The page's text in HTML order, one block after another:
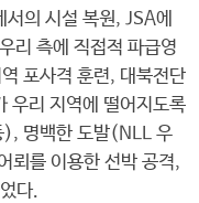
의 시설 복원, JSA에
리 측에 직접적 파급영
포사격 훈련, 대북전단
우리 지역에 떨어지도록
), 명백한 도발(NLL 우
뢰를 이용한 선박 공격,
다.